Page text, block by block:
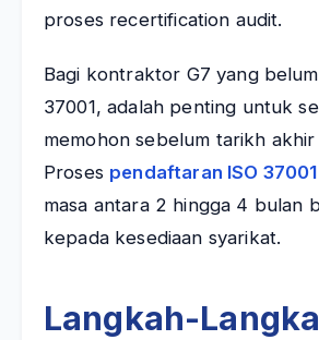
proses recertification audit.
Bagi kontraktor G7 yang
37001, adalah penting untuk
memohon sebelum tarikh
Proses pendaftaran ISO 37001
masa antara 2 hingga 4 bulan
kepada kesediaan syarikat.
Langkah-